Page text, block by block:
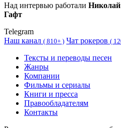
Над интервью работали
Гафт
Telegram
Наш канал ( 810+ ) Чат рокеров (
Тексты и переводы песен
Жанры
Компании
Фильмы и сериалы
Книги и пресса
Правообладателям
Контакты